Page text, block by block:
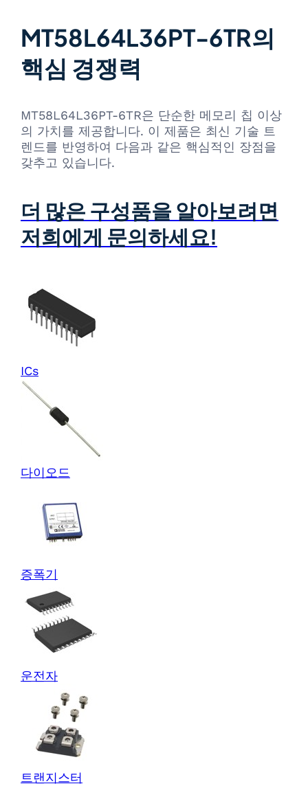
MT58L64L36PT-6TR의
핵심 경쟁력
MT58L64L36PT-6TR은 단순한 메모리 칩 이상
의 가치를 제공합니다. 이 제품은 최신 기술 트
렌드를 반영하여 다음과 같은 핵심적인 장점을
갖추고 있습니다.
더 많은 구성품을 알아보려면
저희에게 문의하세요!
ICs
다이오드
증폭기
운전자
트랜지스터